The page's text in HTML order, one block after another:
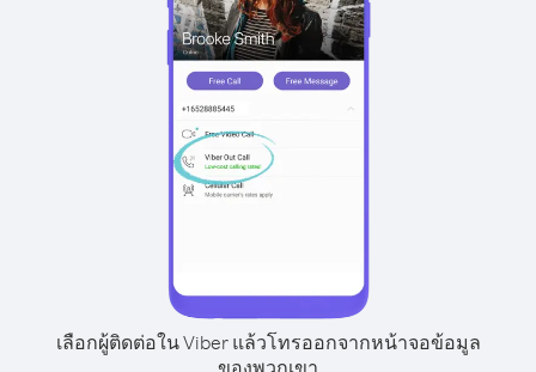
เลือกผู้ติดต่อใน Viber แล้วโทรออกจากหน้าจอข้อมูล
ของพวกเขา